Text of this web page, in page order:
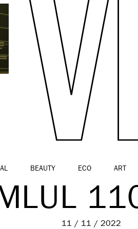
BEAUTY ECO ART
11 / 11 / 2022